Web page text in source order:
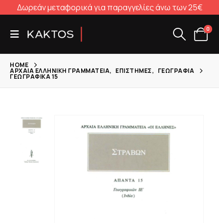
Δωρεάν μεταφορικά για παραγγελίες άνω των 25€
0
HOME
ΑΡΧΑΊΑ ΕΛΛΗΝΙΚΉ ΓΡΑΜΜΑΤΕΊΑ, ΕΠΙΣΤΉΜΕΣ, ΓΕΩΓΡΑΦΊΑ
ΓΕΩΓΡΑΦΙΚΆ 15